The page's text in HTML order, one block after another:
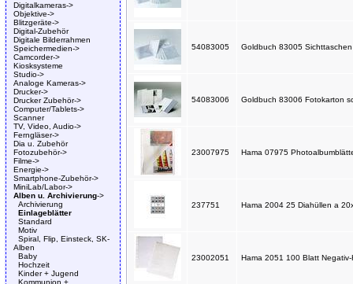
Digitalkameras->
Objektive->
Blitzgeräte->
Digital-Zubehör
Digitale Bilderrahmen
Speichermedien->
Camcorder->
Kiosksysteme
Studio->
Analoge Kameras->
Drucker->
Drucker Zubehör->
Computer/Tablets->
Scanner
TV, Video, Audio->
Ferngläser->
Dia u. Zubehör
Fotozubehör->
Filme->
Energie->
Smartphone-Zubehör->
MiniLab/Labor->
Alben u. Archivierung->
Archivierung
Einlageblätter
Standard
Motiv
Spiral, Flip, Einsteck, SK-
Alben
Baby
Hochzeit
Kinder + Jugend
Kommunion +
54083005 Goldbuch 83005
54083006 Goldbuch 83006 Fotokarton
23007975 Hama 07975
237751 Hama 2004 25 Diahüllen a
23002051 Hama 2051 100 Blatt